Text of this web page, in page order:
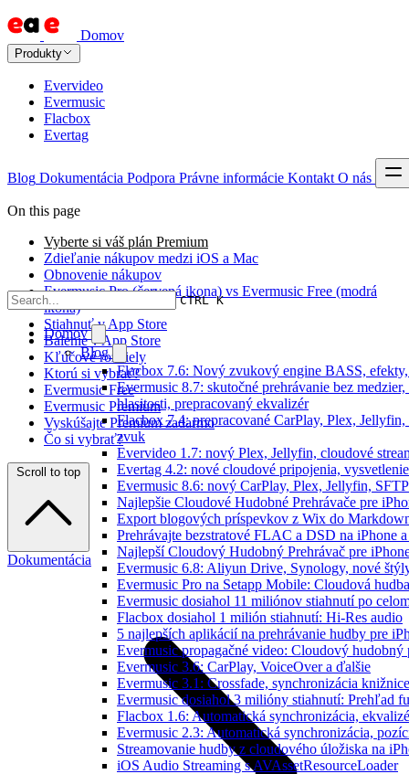
Domov
Produkty
Evervideo
Evermusic
Flacbox
Evertag
Blog Dokumentácia Podpora Právne informácie Kontakt O nás
CTRL K
Domov
Blog
Flacbox 7.6: Nový zvukový engine BASS,
Evermusic 8.7: skutočné prehrávanie bez
hlasitosti, prepracovaný ekvalizér
Flacbox 7.4: prepracované CarPlay, Plex,
zvuk
Evervideo 1.7: nový Plex, Jellyfin, cloudové
Evertag 4.2: nové cloudové pripojenia,
Evermusic 8.6: nový CarPlay, Plex, Jellyfin,
Najlepšie Cloudové Hudobné Prehrávače pre
Export blogových príspevkov z Wix do
Prehrávajte bezstratové FLAC a DSD na iPhone
Najlepší Cloudový Hudobný Prehrávač pre
Evermusic 6.8: Aliyun Drive, Synology, nové
Evermusic Pro na Setapp Mobile: Cloudová
Evermusic dosiahol 11 miliónov stiahnutí po
Flacbox dosiahol 1 milión stiahnutí: Hi-Res audio
5 najlepších aplikácií na prehrávanie hudby pre
Evermusic propagačné video: Cloudový hudobný
Evermusic 3.6: CarPlay, VoiceOver a ďalšie
Evermusic 3.1: Crossfade, synchronizácia
Evermusic dosiahol 3 milióny stiahnutí: Prehľad
Flacbox 1.6: Automatická synchronizácia,
Evermusic 2.3: Automatická synchronizácia,
Streamovanie hudby z cloudového úložiska na
iOS Audio Streaming s AVAssetResourceLoader
On this page
Vyberte si váš plán Premium
Zdieľanie nákupov medzi iOS a Mac
Obnovenie nákupov
Evermusic Pro (červená ikona) vs Evermusic Free (modrá
ikona)
Stiahnuť v App Store
Balenie v App Store
Kľúčové rozdiely
Ktorú si vybrať?
Evermusic Free
Evermusic Premium
Vyskúšajte Premium zadarmo
Čo si vybrať?
Scroll to top
Dokumentácia